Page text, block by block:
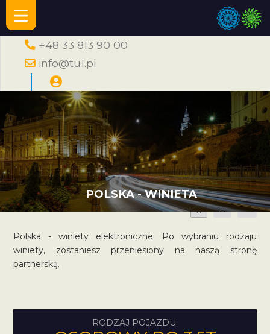
+48 33 813 90 00
info@tu1.pl
POLSKA - WINIETA
A A A
Polska - winiety elektroniczne. Po wybraniu rodzaju
winiety, zostaniesz przeniesiony na naszą stronę
partnerską.
RODZAJ POJAZDU: